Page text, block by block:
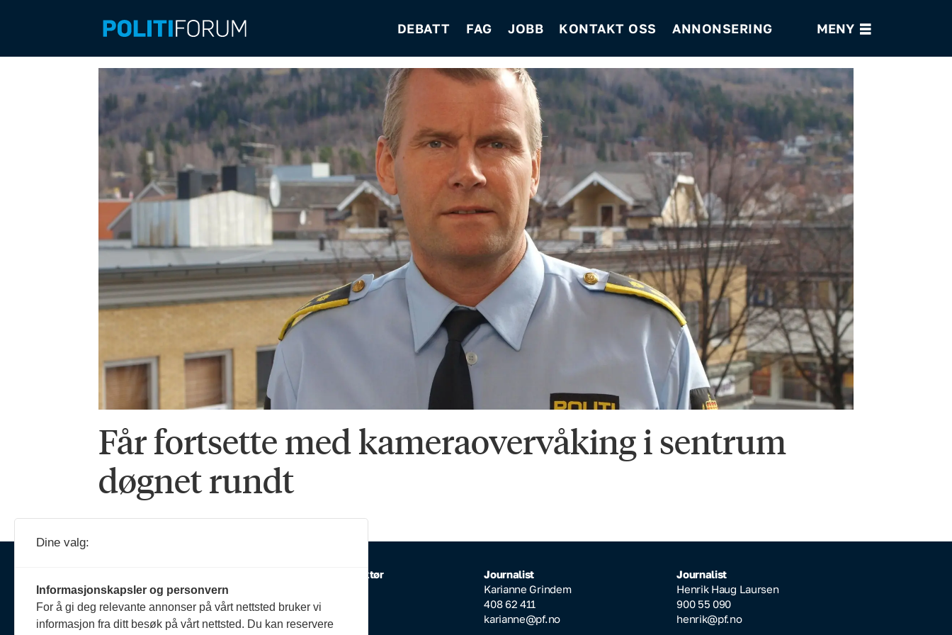
DEBATT FAG JOBB KONTAKT OSS ANNONSERING
kameraovervåking
Får fortsette med kameraovervåking i sentrum
døgnet rundt
Om oss
Politiforum er et redaksjonelt
Ansvarlig redaktør
908 64 608
redaktor@pf.no
Journalist
Karianne Grindem
408 62 411
karianne@pf.no
Journalist
Henrik Haug Laursen
900 55 090
henrik@pf.no
Dine valg:
Informasjonskapsler og personvern
For å gi deg relevante annonser på vårt nettsted bruker vi
informasjon fra ditt besøk på vårt nettsted. Du kan reservere